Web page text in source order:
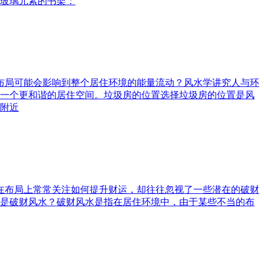
可能会影响到整个居住环境的能量流动？风水学讲究人与环
个更和谐的居住空间。垃圾房的位置选择垃圾房的位置是风
近
局上常常关注如何提升财运，却往往忽视了一些潜在的破财
破财风水？破财风水是指在居住环境中，由于某些不当的布